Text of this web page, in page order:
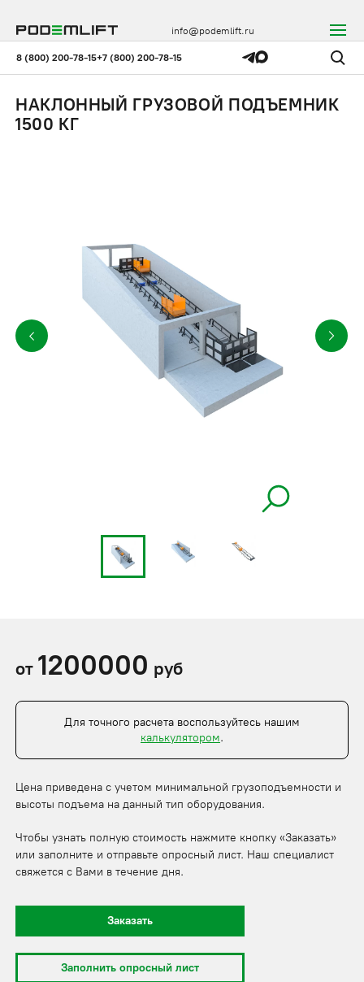
8 (800) 200-78-15+7 (800) 200-78-15
info@podemlift.ru
НАКЛОННЫЙ ГРУЗОВОЙ ПОДЪЕМНИК
1500 КГ
от 1200000 руб
Для точного расчета воспользуйтесь нашим
калькулятором.
Цена приведена с учетом минимальной грузоподъемности и
высоты подъема на данный тип оборудования.
Чтобы узнать полную стоимость нажмите кнопку «Заказать»
или заполните и отправьте опросный лист. Наш специалист
свяжется с Вами в течение дня.
Заказать
Заполнить опросный лист